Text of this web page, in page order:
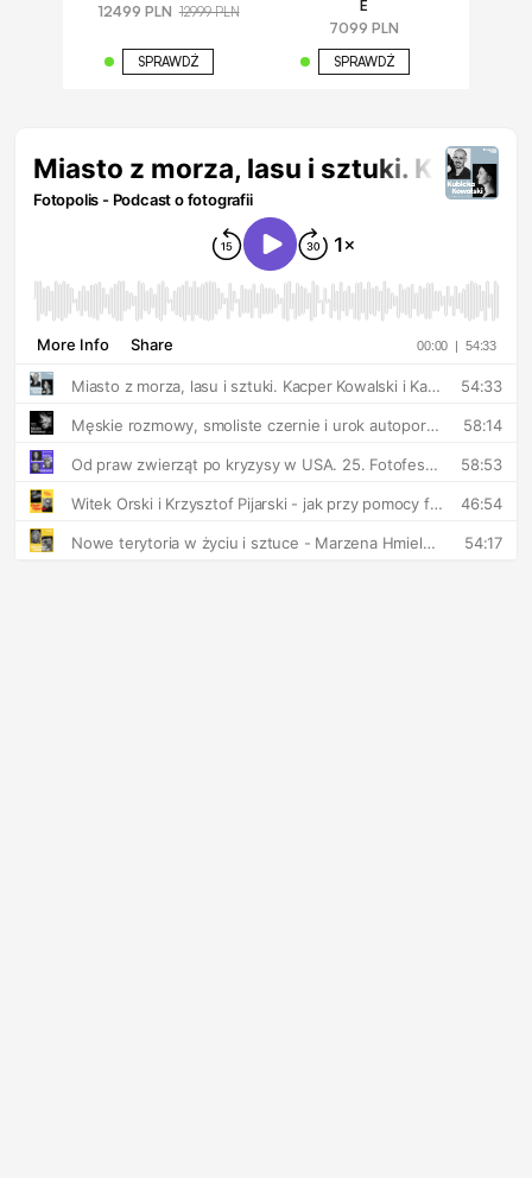
12499 PLN 12999 PLN
SPRAWDŹ
E
7099 PLN
SPRAWDŹ